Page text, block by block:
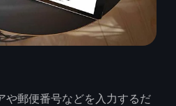
や郵便番号などを入力するだ